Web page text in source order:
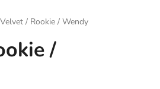
/ Rookie / Wendy
/